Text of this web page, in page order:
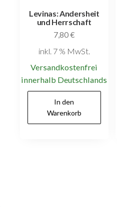
Levinas: Andersheit
und Herrschaft
7,80€
inkl. 7 % MwSt.
Versandkostenfrei
innerhalb Deutschlands
In den
Warenkorb